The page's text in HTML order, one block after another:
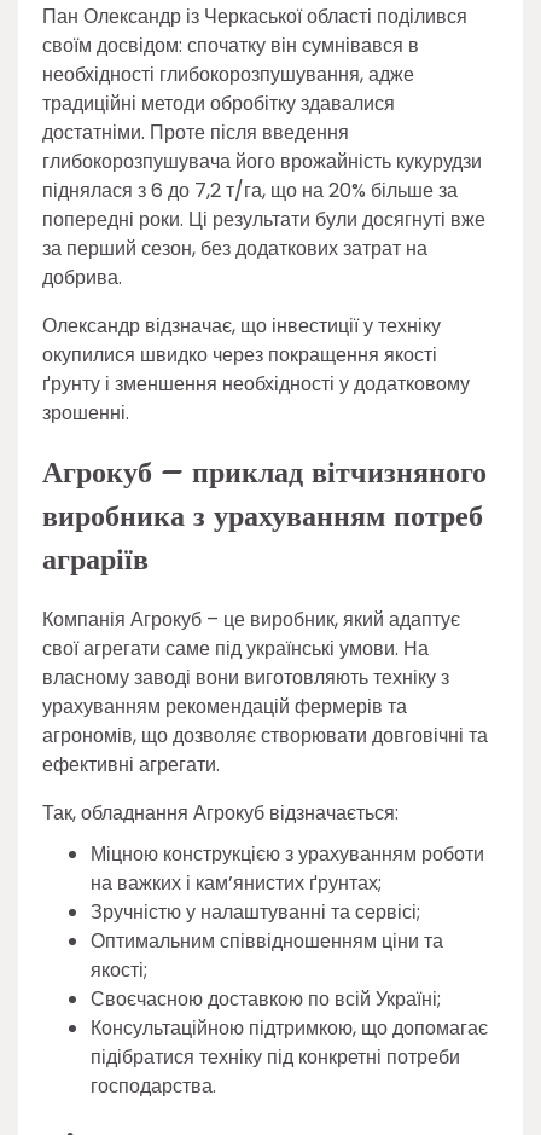
Пан Олександр із Черкаської області поділився
своїм досвідом: спочатку він сумнівався в
необхідності глибокорозпушування, адже
традиційні методи обробітку здавалися
достатніми. Проте після введення
глибокорозпушувача його врожайність кукурудзи
піднялася з 6 до 7,2 т/га, що на 20% більше за
попередні роки. Ці результати були досягнуті вже
за перший сезон, без додаткових затрат на
добрива.
Олександр відзначає, що інвестиції у техніку
окупилися швидко через покращення якості
ґрунту і зменшення необхідності у додатковому
зрошенні.
Агрокуб – приклад вітчизняного
виробника з урахуванням потреб
аграріїв
Компанія Агрокуб – це виробник, який адаптує
свої агрегати саме під українські умови. На
власному заводі вони виготовляють техніку з
урахуванням рекомендацій фермерів та
агрономів, що дозволяє створювати довговічні та
ефективні агрегати.
Так, обладнання Агрокуб відзначається:
Міцною конструкцією з урахуванням роботи
на важких і кам’янистих ґрунтах;
Зручністю у налаштуванні та сервісі;
Оптимальним співвідношенням ціни та
якості;
Своєчасною доставкою по всій Україні;
Консультаційною підтримкою, що допомагає
підібратися техніку під конкретні потреби
господарства.